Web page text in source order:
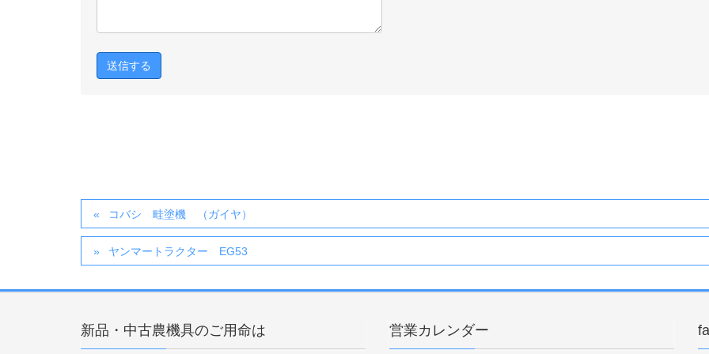
コバシ 畦塗機 （ガイヤ）
ヤンマートラクター EG53
新品・中古農機具のご用命は 営業カレンダー